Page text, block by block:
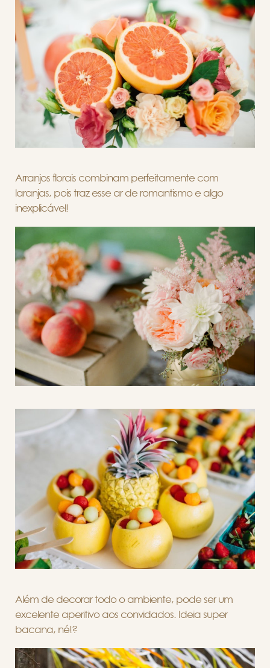
Arranjos florais combinam perfeitamente com
laranjas, pois traz esse ar de romantismo e algo
inexplicável!
Além de decorar todo o ambiente, pode ser um
excelente aperitivo aos convidados. Ideia super
bacana, né!?